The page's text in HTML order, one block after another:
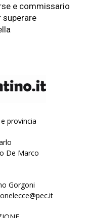
e commissario
superare
provincia
De Marco
Gorgoni